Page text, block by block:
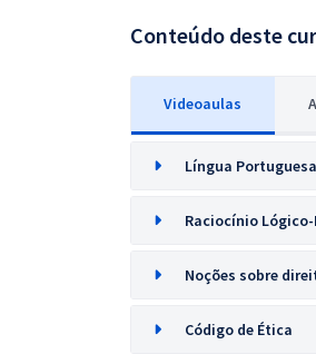
Conteúdo deste
Videoaulas
Língua Portuguesa
Raciocínio
Noções sobre
Código de Ética